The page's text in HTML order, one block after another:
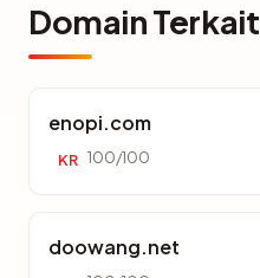
Domain Terkait
enopi.com
KR 100/100
doowang.net